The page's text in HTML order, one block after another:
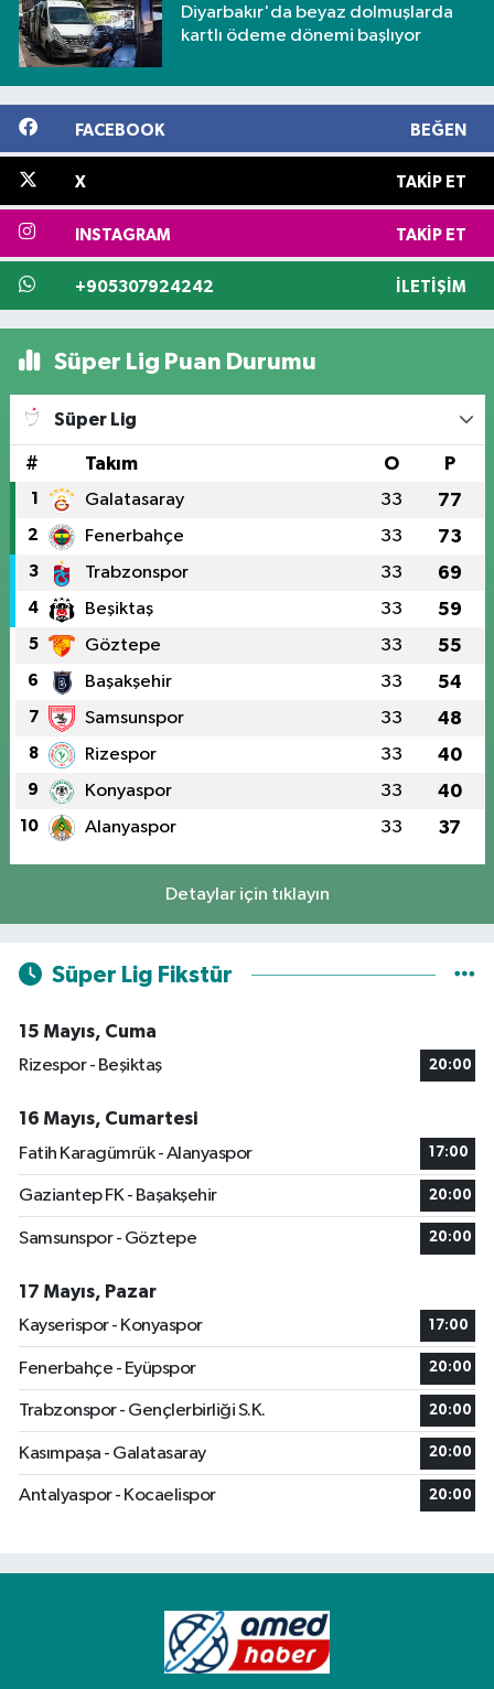
Diyarbakır'da beyaz dolmuşlarda
kartlı ödeme dönemi başlıyor
FACEBOOK BEĞEN
X TAKIP ET
INSTAGRAM TAKIP ET
+905307924242 İLETIŞIM
Süper Lig Puan Durumu
Süper Lig
# Takım O P
1 Galatasaray 33 77
2 Fenerbahçe 33 73
3 Trabzonspor 33 69
4 Beşiktaş 33 59
5 Göztepe 33 55
6 Başakşehir 33 54
7 Samsunspor 33 48
8 Rizespor 33 40
9 Konyaspor 33 40
10 Alanyaspor 33 37
Detaylar için tıklayın
Süper Lig Fikstür
15 Mayıs, Cuma
Rizespor - Beşiktaş
20:00
16 Mayıs, Cumartesi
Fatih Karagümrük - Alanyaspor
17:00
Gaziantep FK - Başakşehir 20:00
Samsunspor - Göztepe 20:00
17 Mayıs, Pazar
Kayserispor - Konyaspor
17:00
Fenerbahçe - Eyüpspor 20:00
Trabzonspor - Gençlerbirliği S.K. 20:00
Kasımpaşa - Galatasaray 20:00
Antalyaspor - Kocaelispor 20:00